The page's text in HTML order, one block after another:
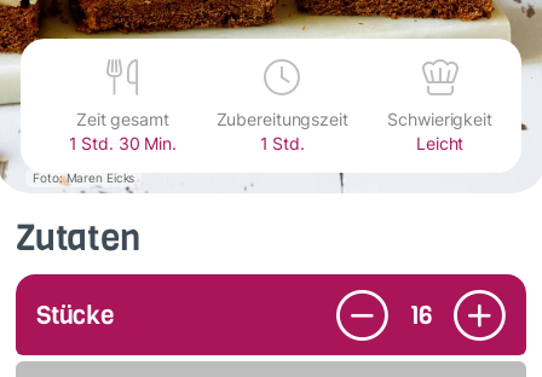
Foto: Maren Eicks
Zeit gesamt
1 Std. 30 Min.
Zubereitungszeit
1 Std.
Schwierigkeit
Leicht
Zutaten
Stücke 16